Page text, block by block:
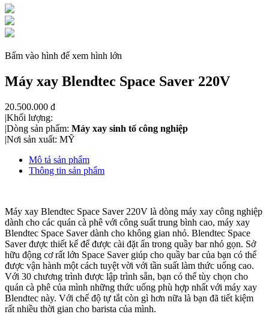
Bấm vào hình để xem hình lớn
Máy xay Blendtec Space Saver 220V
20.500.000 đ
|Khối lượng:
|Dòng sản phẩm: Máy xay sinh tố công nghiệp
|Nơi sản xuất: MỸ
Mô tả sản phẩm
Thông tin sản phẩm
Máy xay Blendtec Space Saver 220V là dòng máy xay công nghiệp
dành cho các quán cà phê với công suất trung bình cao, máy xay
Blendtec Space Saver dành cho không gian nhỏ. Blendtec Space
Saver được thiết kế để được cài đặt ẩn trong quầy bar nhỏ gọn. Sở
hữu động cơ rất lớn Space Saver giúp cho quầy bar của bạn có thể
được vận hành một cách tuyệt vời với tần suất làm thức uống cao.
Với 30 chương trình được lập trình sẵn, bạn có thể tùy chọn cho
quán cà phê của mình những thức uống phù hợp nhất với máy xay
Blendtec này. Với chế độ tự tắt còn gì hơn nữa là bạn đã tiết kiệm
rất nhiều thời gian cho barista của mình.